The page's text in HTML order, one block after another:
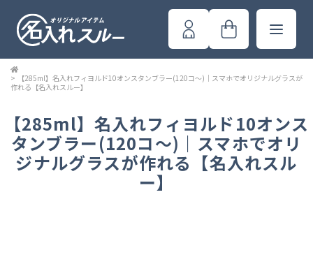
>
【285ml】名入れフィヨルド10オンスタンブラー(120コ～)｜スマホでオリジナルグラスが
作れる【名入れスルー】
【285ml】名入れフィヨルド10オンス
タンブラー(120コ～)｜スマホでオリ
ジナルグラスが作れる【名入れスル
ー】